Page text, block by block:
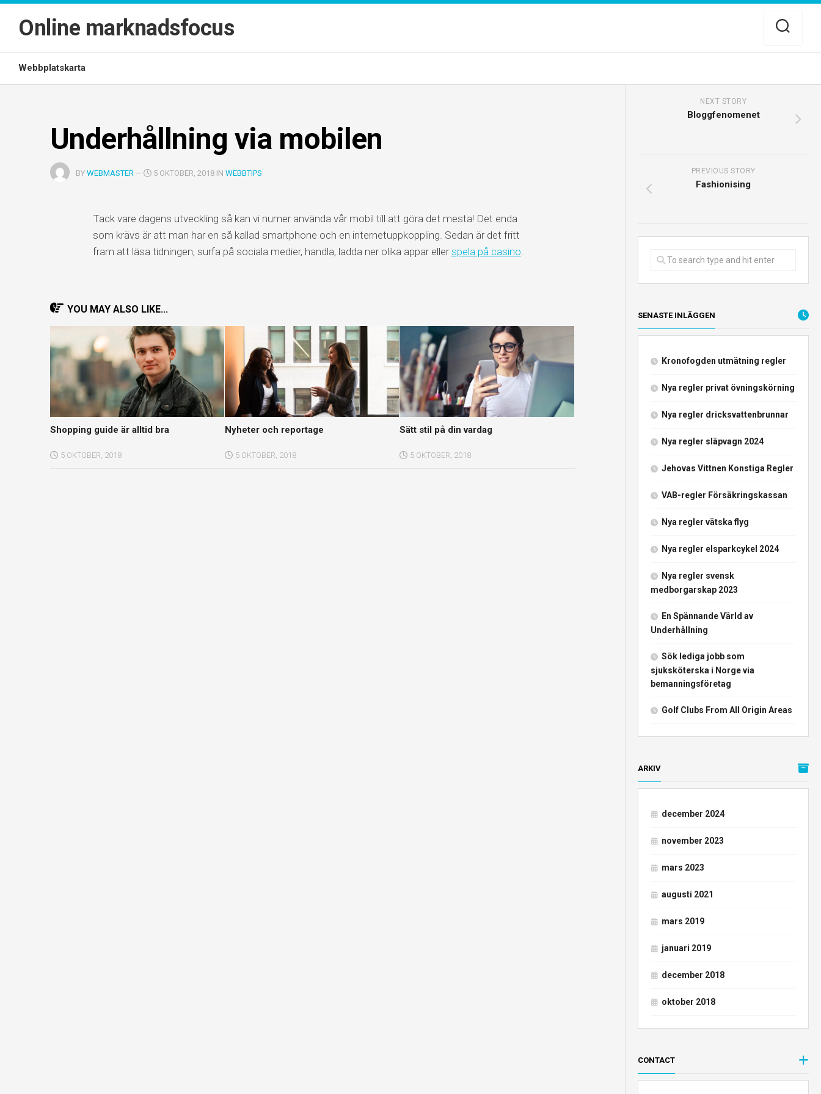
Skip
contentOnline marknadsfocus
Webbplatskarta
Underhållning via mobilen
BY WEBMASTER— 5 OKTOBER, 2018 IN WEBBTIPS
Tack vare dagens utveckling så kan vi numer använda vår mobil till att göra det mesta! Det enda
som krävs är att man har en så kallad smartphone och en internetuppkoppling. Sedan är det fritt
fram att läsa tidningen, surfa på sociala medier, handla, ladda ner olika appar ellerspela på casino.
YOU MAY ALSO LIKE...
Shopping guide är alltid bra
5 OKTOBER, 2018
Nyheter och reportage
5 OKTOBER, 2018
Sätt stil på din vardag
5 OKTOBER, 2018
NEXT STORY
Bloggfenomenet
PREVIOUS STORY
Fashionising
SENASTE INLÄGGEN
Kronofogden utmätning regler
Nya regler privat övningskörning
Nya regler dricksvattenbrunnar
Nya regler släpvagn 2024
Jehovas Vittnen Konstiga Regler
VAB-regler Försäkringskassan
Nya regler vätska flyg
Nya regler elsparkcykel 2024
Nya regler svensk
medborgarskap 2023
En Spännande Värld av
Underhållning
Sök lediga jobb som
sjuksköterska i Norge via
bemanningsföretag
Golf Clubs From All Origin Areas
ARKIV
december 2024
november 2023
mars 2023
augusti 2021
mars 2019
januari 2019
december 2018
oktober 2018
CONTACT